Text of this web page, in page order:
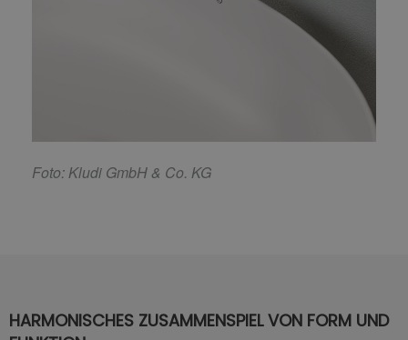
Foto: Kludi GmbH & Co. KG
HARMONISCHES ZUSAMMENSPIEL VON FORM UND